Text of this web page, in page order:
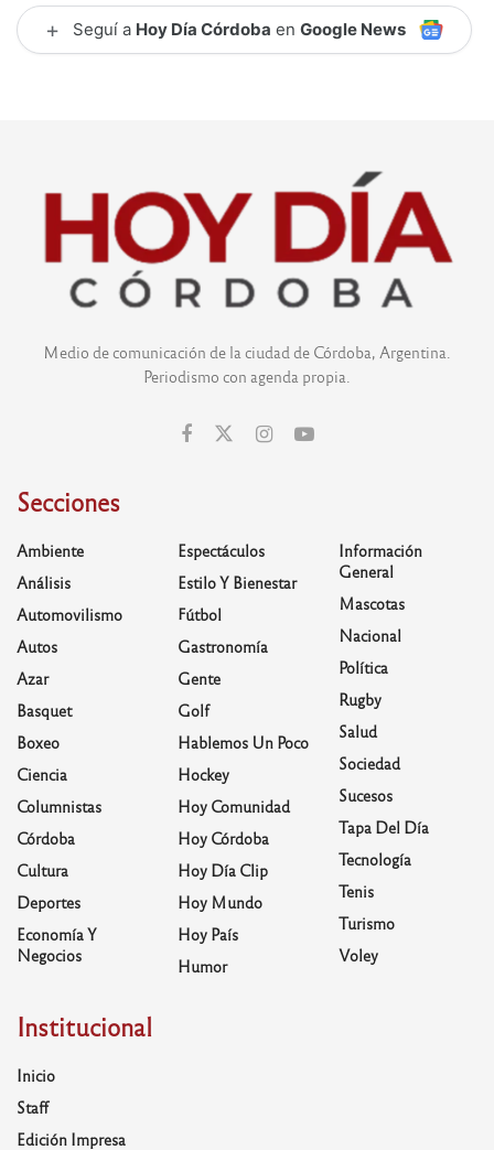
+ Seguí a Hoy Día Córdoba en Google News
Medio de comunicación de la ciudad de Córdoba, Argentina.
Periodismo con agenda propia.
Secciones
Ambiente
Análisis
Automovilismo
Autos
Azar
Basquet
Boxeo
Ciencia
Columnistas
Córdoba
Cultura
Deportes
Economía Y
Negocios
Espectáculos
Estilo Y Bienestar
Fútbol
Gastronomía
Gente
Golf
Hablemos Un Poco
Hockey
Hoy Comunidad
Hoy Córdoba
Hoy Día Clip
Hoy Mundo
Hoy País
Humor
Información
General
Mascotas
Nacional
Política
Rugby
Salud
Sociedad
Sucesos
Tapa Del Día
Tecnología
Tenis
Turismo
Voley
Institucional
Inicio
Staff
Edición Impresa